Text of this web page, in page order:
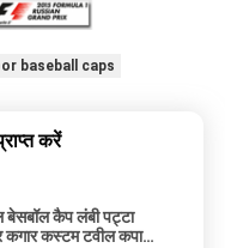
baseball caps
करें
कैप लंबी पट्टा
कगार कस्टम टवील कपास